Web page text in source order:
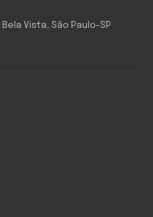
Vista, São Paulo-SP